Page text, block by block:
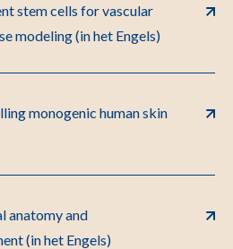
stem cells for vascular
modeling (in het Engels)
monogenic human skin
anatomy and
(in het Engels)